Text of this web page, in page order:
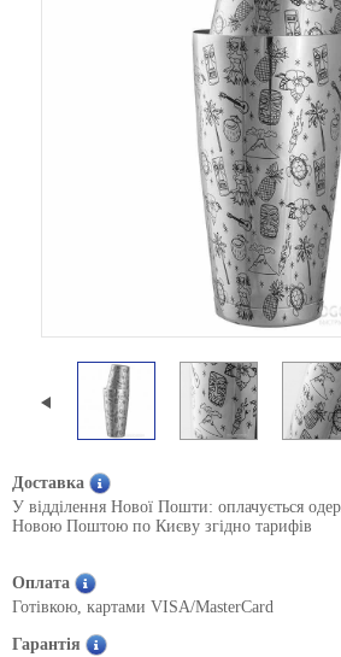
Доставка
У відділення Нової Пошти: оплачується
Новою Поштою по Києву згідно тарифів
Оплата
Готівкою, картами VISA/MasterCard
Гарантія